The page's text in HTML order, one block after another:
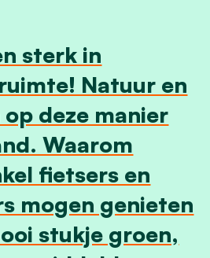
sterk in
Natuur en
deze manier
Waarom
fietsers en
mogen genieten
stukje groen,